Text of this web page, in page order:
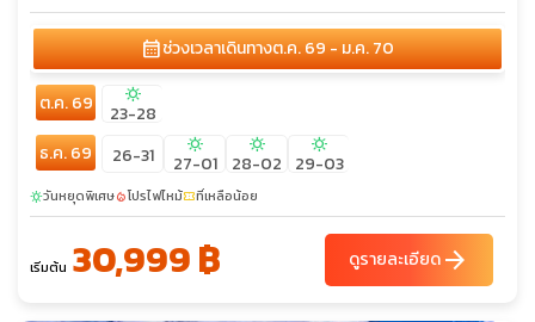
calendar_monthช่วงเวลาเดินทางต.ค. 69 - ม.ค. 70
ต.ค. 69 sunny
23-28
ธ.ค. 69
26-31 sunny
27-01
sunny
28-02
sunny
29-03
sunnyวันหยุดพิเศษlocal_fire_departmentโปรไฟไหม้confirmation_numberที่เหลือน้อย
เริ่มต้น 30,999 ฿ ดูรายละเอียดarrow_forward